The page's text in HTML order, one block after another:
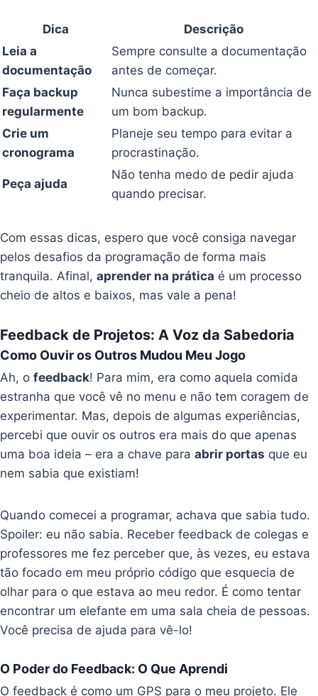
Dica
Descrição
Leia a
documentação
Sempre consulte a documentação
antes de começar.
Faça backup
regularmente
Nunca subestime a importância de
um bom backup.
Crie um
cronograma
Planeje seu tempo para evitar a
procrastinação.
Peça ajuda
Não tenha medo de pedir ajuda
quando precisar.
Com essas dicas, espero que você consiga navegar
pelos desafios da programação de forma mais
tranquila. Afinal,aprender na prática é um processo
cheio de altos e baixos, mas vale a pena!
Feedback de Projetos: A Voz da Sabedoria
Como Ouvir os Outros Mudou Meu Jogo
Ah, ofeedback! Para mim, era como aquela comida
estranha que você vê no menu e não tem coragem de
experimentar. Mas, depois de algumas experiências,
percebi que ouvir os outros era mais do que apenas
uma boa ideia – era a chave paraabrir portas que eu
nem sabia que existiam!
Quando comecei a programar, achava que sabia tudo.
Spoiler: eu não sabia. Receber feedback de colegas e
professores me fez perceber que, às vezes, eu estava
tão focado em meu próprio código que esquecia de
olhar para o que estava ao meu redor. É como tentar
encontrar um elefante em uma sala cheia de pessoas.
Você precisa de ajuda para vê-lo!
O Poder do Feedback: O Que Aprendi
O feedback é como um GPS para o meu projeto. Ele